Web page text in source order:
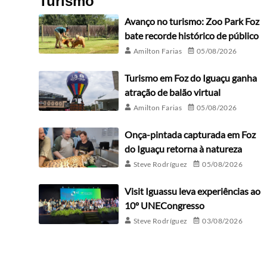
Avanço no turismo: Zoo Park Foz
bate recorde histórico de público
Amilton Farias 05/08/2026
Turismo em Foz do Iguaçu ganha
atração de balão virtual
Amilton Farias 05/08/2026
Onça-pintada capturada em Foz
do Iguaçu retorna à natureza
Steve Rodríguez 05/08/2026
Visit Iguassu leva experiências ao
10º UNECongresso
Steve Rodríguez 03/08/2026